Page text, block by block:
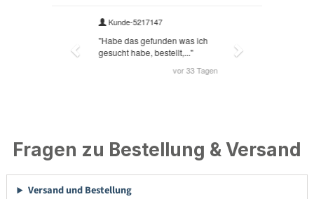
Fragen zu Bestellung & Versand
Versand und Bestellung